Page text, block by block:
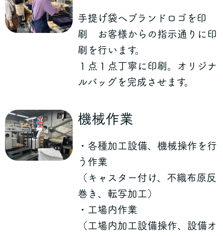
手提げ袋へブランドロゴを印
刷 お客様からの指示通りに印
刷を行います。
１点１点丁寧に印刷。オリジナ
ルバッグを完成させます。
機械作業
・各種加工設備、機械操作を行
う作業
（キャスター付け、不織布原反
巻き、転写加工）
・工場内作業
（工場内加工設備操作、設備オ